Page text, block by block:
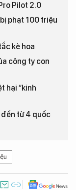
Pilot 2.0
phạt 100 triệu
kè hoa
công ty con
hại “kinh
từ 4 quốc